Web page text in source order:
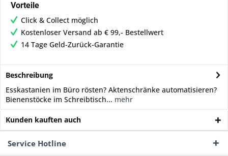
Vorteile
Click & Collect möglich
Kostenloser Versand ab € 99,- Bestellwert
14 Tage Geld-Zurück-Garantie
Beschreibung
Esskastanien im Büro rösten? Aktenschränke automatisieren?
Bienenstöcke im Schreibtisch... mehr
Kunden kauften auch
Service Hotline